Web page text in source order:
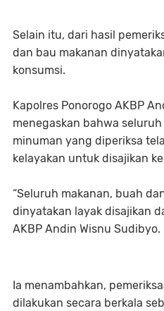
Selain itu, dari hasil
dan bau makanan
konsumsi.
Kapolres Ponorogo AKBP
menegaskan bahwa
minuman yang diperiksa
kelayakan untuk disajikan
“Seluruh makanan, buah
dinyatakan layak disajikan
AKBP Andin Wisnu Sudibyo.
Ia menambahkan,
dilakukan secara berkala